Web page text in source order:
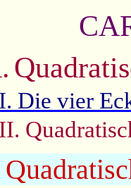
I. Die vier
II.